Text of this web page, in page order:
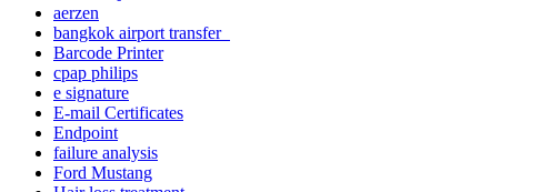
aerzen
bangkok airport transfer
Barcode Printer
cpap philips
e signature
E-mail Certificates
Endpoint
failure analysis
Ford Mustang